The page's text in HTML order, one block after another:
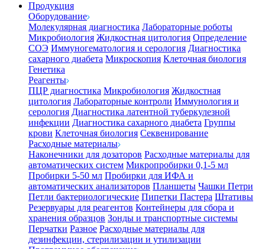
Продукция
Оборудование
Молекулярная диагностика Лабораторные роботы
Микробиология Жидкостная цитология Определение
СОЭ Иммуногематология и серология Диагностика
сахарного диабета Микроскопия Клеточная биология
Генетика
Реагенты
ПЦР диагностика Микробиология Жидкостная
цитология Лабораторные контроли Иммунология и
серология Диагностика латентной туберкулезной
инфекции Диагностика сахарного диабета Группы
крови Клеточная биология Секвенирование
Расходные материалы
Наконечники для дозаторов Расходные материалы для
автоматических систем Микропробирки 0,1-5 мл
Пробирки 5-50 мл Пробирки для ИФА и
автоматических анализаторов Планшеты Чашки Петри
Петли бактериологические Пипетки Пастера Штативы
Резервуары для реагентов Контейнеры для сбора и
хранения образцов Зонды и транспортные системы
Перчатки Разное Расходные материалы для
дезинфекции, стерилизации и утилизации